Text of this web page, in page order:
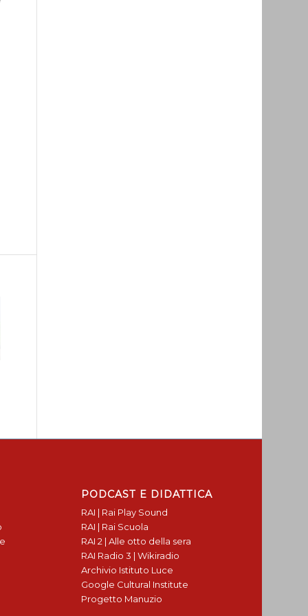
PODCAST E DIDATTICA
RAI | Rai Play Sound
RAI | Rai Scuola
RAI 2 | Alle otto della sera
RAI Radio 3 | Wikiradio
Archivio Istituto Luce
Google Cultural Institute
Progetto Manuzio